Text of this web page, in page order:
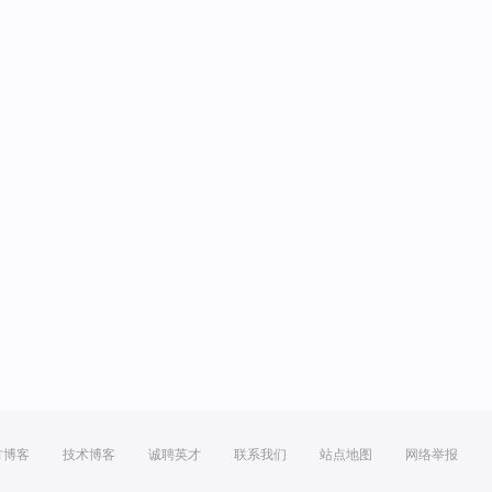
博客 技术博客 诚聘英才 联系我们 站点地图 网络举报